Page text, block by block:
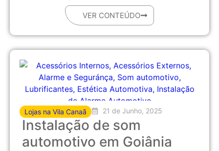
VER CONTEÚDO
Lojas na Vila Canaã 21 de Junho, 2025
Instalação de som
automotivo em Goiânia